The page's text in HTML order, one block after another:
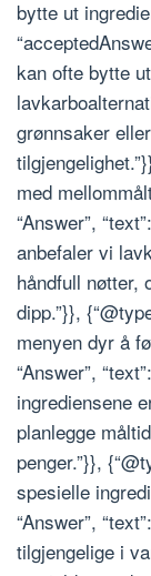
bytte ut
kan ofte bytte
grønnsaker
med
“Answer”,
anbefaler vi
håndfull nøtter,
dipp.”}},
menyen dyr å
“Answer”,
ingrediensene
planlegge
penger.”}},
spesielle
“Answer”,
tilgjengelige i